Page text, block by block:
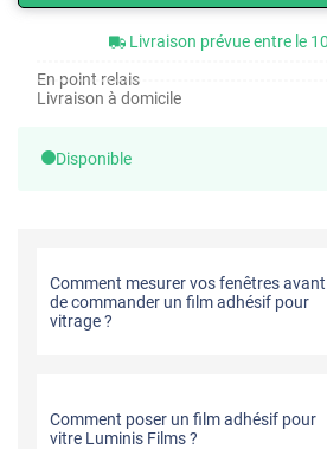
Livraison prévue entre le
En point relais
Livraison à domicile
Disponible
Comment mesurer vos fenêtres avant
de commander un film adhésif pour
vitrage ?
Comment poser un film adhésif pour
vitre Luminis Films ?